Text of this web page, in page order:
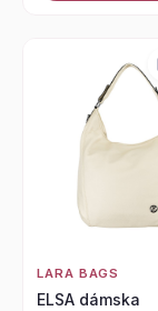
LARA BAGS
ELSA dámska